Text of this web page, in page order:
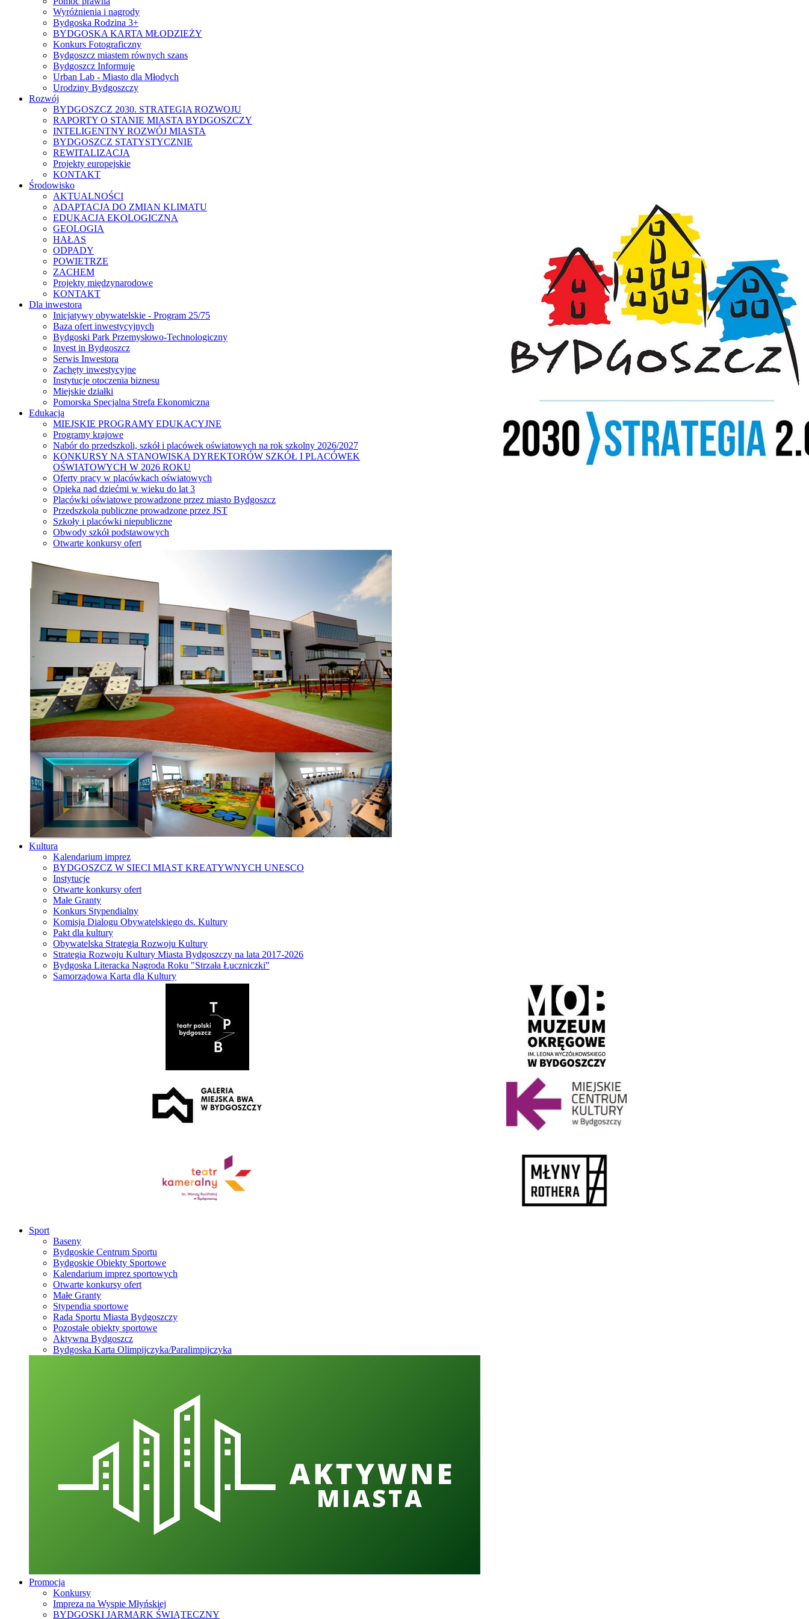
Wyróżnienia i nagrody
Bydgoska Rodzina 3+
BYDGOSKA KARTA MŁODZIEŻY
Konkurs Fotograficzny
Bydgoszcz miastem równych szans
Bydgoszcz Informuje
Urban Lab - Miasto dla Młodych
Urodziny Bydgoszczy
Rozwój
BYDGOSZCZ 2030. STRATEGIA ROZWOJU
RAPORTY O STANIE MIASTA BYDGOSZCZY
INTELIGENTNY ROZWÓJ MIASTA
BYDGOSZCZ STATYSTYCZNIE
REWITALIZACJA
Projekty europejskie
KONTAKT
Środowisko
AKTUALNOŚCI
ADAPTACJA DO ZMIAN KLIMATU
EDUKACJA EKOLOGICZNA
GEOLOGIA
HAŁAS
ODPADY
POWIETRZE
ZACHEM
Projekty międzynarodowe
KONTAKT
Dla inwestora
Inicjatywy obywatelskie - Program 25/75
Baza ofert inwestycyjnych
Bydgoski Park Przemysłowo-Technologiczny
Invest in Bydgoszcz
Serwis Inwestora
Zachęty inwestycyjne
Instytucje otoczenia biznesu
Miejskie działki
Pomorska Specjalna Strefa Ekonomiczna
Edukacja
MIEJSKIE PROGRAMY EDUKACYJNE
Programy krajowe
Nabór do przedszkoli, szkół i placówek oświatowych na rok szkolny 2026/2027
KONKURSY NA STANOWISKA DYREKTORÓW SZKÓŁ I PLACÓWEK
OŚWIATOWYCH W 2026 ROKU
Oferty pracy w placówkach oświatowych
Opieka nad dziećmi w wieku do lat 3
Placówki oświatowe prowadzone przez miasto Bydgoszcz
Przedszkola publiczne prowadzone przez JST
Szkoły i placówki niepubliczne
Obwody szkół podstawowych
Otwarte konkursy ofert
Kultura
Kalendarium imprez
BYDGOSZCZ W SIECI MIAST KREATYWNYCH UNESCO
Instytucje
Otwarte konkursy ofert
Małe Granty
Konkurs Stypendialny
Komisja Dialogu Obywatelskiego ds. Kultury
Pakt dla kultury
Obywatelska Strategia Rozwoju Kultury
Strategia Rozwoju Kultury Miasta Bydgoszczy na lata 2017-2026
Bydgoska Literacka Nagroda Roku "Strzała Łuczniczki"
Samorządowa Karta dla Kultury
Sport
Baseny
Bydgoskie Centrum Sportu
Bydgoskie Obiekty Sportowe
Kalendarium imprez sportowych
Otwarte konkursy ofert
Małe Granty
Stypendia sportowe
Rada Sportu Miasta Bydgoszczy
Pozostałe obiekty sportowe
Aktywna Bydgoszcz
Bydgoska Karta Olimpijczyka/Paralimpijczyka
Promocja
Konkursy
Impreza na Wyspie Młyńskiej
BYDGOSKI JARMARK ŚWIĄTECZNY